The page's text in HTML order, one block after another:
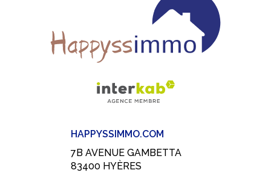
HAPPYSSIMMO.COM
7B AVENUE GAMBETTA
83400 HYÈRES